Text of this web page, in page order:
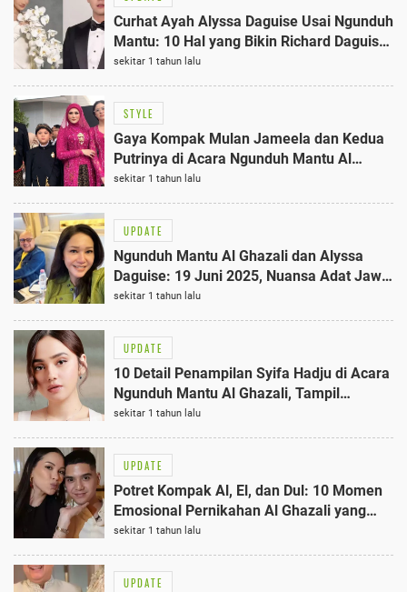
Curhat Ayah Alyssa Daguise Usai Ngunduh
Mantu: 10 Hal yang Bikin Richard Daguise
Harus Melepaskan Putrinya
sekitar 1 tahun lalu
STYLE
Gaya Kompak Mulan Jameela dan Kedua
Putrinya di Acara Ngunduh Mantu Al
Ghazali, 19 Juni 2025
sekitar 1 tahun lalu
UPDATE
Ngunduh Mantu Al Ghazali dan Alyssa
Daguise: 19 Juni 2025, Nuansa Adat Jawa
Terbaik di Jakarta Convention Center
sekitar 1 tahun lalu
UPDATE
10 Detail Penampilan Syifa Hadju di Acara
Ngunduh Mantu Al Ghazali, Tampil
Anggun dengan Kebaya Glamor
sekitar 1 tahun lalu
UPDATE
Potret Kompak Al, El, dan Dul: 10 Momen
Emosional Pernikahan Al Ghazali yang
Mengejutkan
sekitar 1 tahun lalu
UPDATE